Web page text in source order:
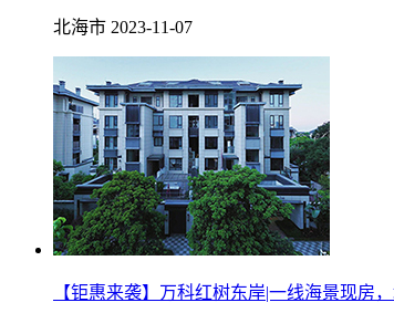
北海市 2023-11-07
【钜惠来袭】万科红树东岸|一线海景现房